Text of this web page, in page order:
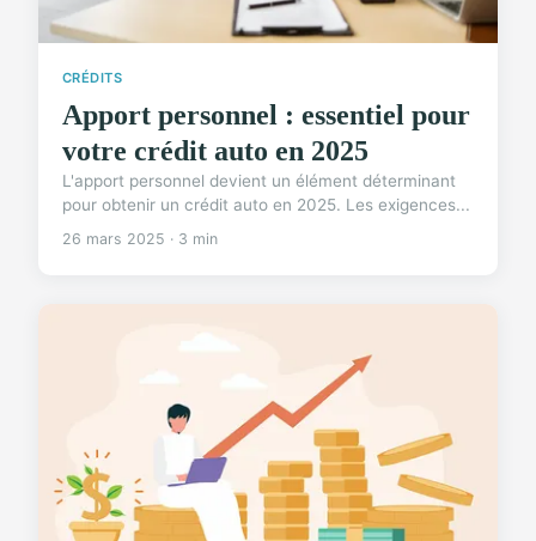
CRÉDITS
Apport personnel : essentiel pour
votre crédit auto en 2025
L'apport personnel devient un élément déterminant
pour obtenir un crédit auto en 2025. Les exigences...
26 mars 2025 · 3 min